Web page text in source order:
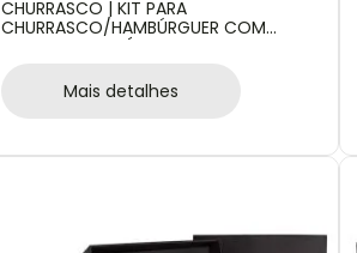
CHURRASCO | KIT PARA
CHURRASCO/HAMBÚRGUER COM
PEGADOR E ESPÁTULA - 6 PÇS
Mais detalhes